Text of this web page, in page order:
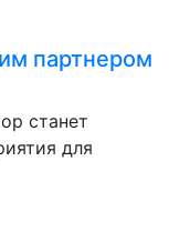
партнером
станет
для